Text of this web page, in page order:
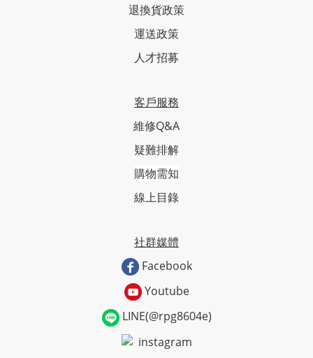
退換貨政策
運送政策
人才招募
客戶服務
維修Q&A
疑難排解
購物需知
線上目錄
社群媒體
Facebook
Youtube
LINE(@rpg8604e)
instagram